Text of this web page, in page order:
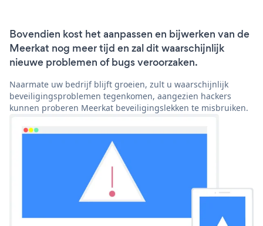
Bovendien kost het aanpassen en bijwerken van de
Meerkat nog meer tijd en zal dit waarschijnlijk
nieuwe problemen of bugs veroorzaken.
Naarmate uw bedrijf blijft groeien, zult u waarschijnlijk
beveiligingsproblemen tegenkomen, aangezien hackers
kunnen proberen Meerkat beveiligingslekken te misbruiken.